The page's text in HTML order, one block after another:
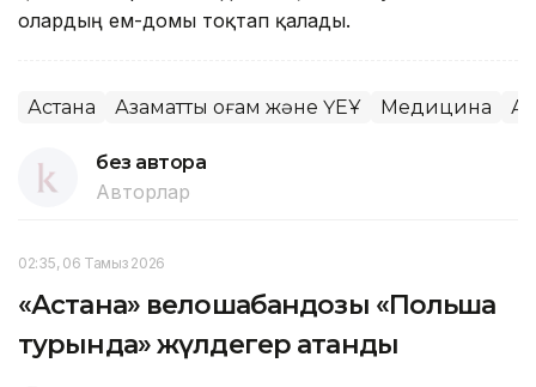
олардың ем-домы тоқтап қалады.
Астана Азаматтық қоғам және ҮЕҰ Медицина
без автора
Авторлар
02:35, 06 Тамыз 2026
«Астана» велошабандозы «Польша
турында» жүлдегер атанды